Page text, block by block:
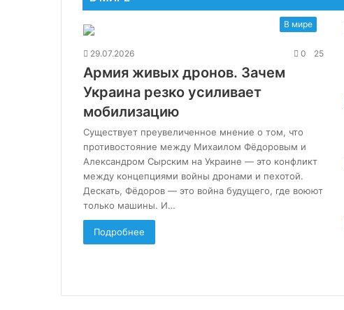
В мире
29.07.2026 0 25
Армия живых дронов. Зачем
Украина резко усиливает
мобилизацию
Существует преувеличенное мнение о том, что
противостояние между Михаилом Фёдоровым и
Александром Сырским на Украине — это конфликт
между концепциями войны дронами и пехотой.
Дескать, Фёдоров — это война будущего, где воюют
только машины. И…
Подробнее